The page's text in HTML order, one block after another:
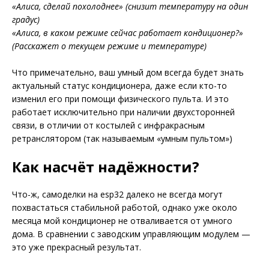
«Алиса, сделай похолоднее» (снизит температуру на один
градус)
«Алиса, в каком режиме сейчас работает кондиционер?»
(Расскажет о текущем режиме и температуре)
Что примечательно, ваш умный дом всегда будет знать
актуальный статус кондиционера, даже если кто-то
изменил его при помощи физического пульта. И это
работает исключительно при наличии двухсторонней
связи, в отличии от костылей с инфракрасным
ретранслятором (так называемым «умным пультом»)
Как насчёт надёжности?
Что-ж, самоделки на esp32 далеко не всегда могут
похвастаться стабильной работой, однако уже около
месяца мой кондиционер не отваливается от умного
дома. В сравнении с заводским управляющим модулем —
это уже прекрасный результат.